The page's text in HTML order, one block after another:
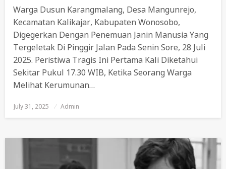
Warga Dusun Karangmalang, Desa Mangunrejo,
Kecamatan Kalikajar, Kabupaten Wonosobo,
Digegerkan Dengan Penemuan Janin Manusia Yang
Tergeletak Di Pinggir Jalan Pada Senin Sore, 28 Juli
2025. Peristiwa Tragis Ini Pertama Kali Diketahui
Sekitar Pukul 17.30 WIB, Ketika Seorang Warga
Melihat Kerumunan…
Posted
On
July 31, 2025 Admin